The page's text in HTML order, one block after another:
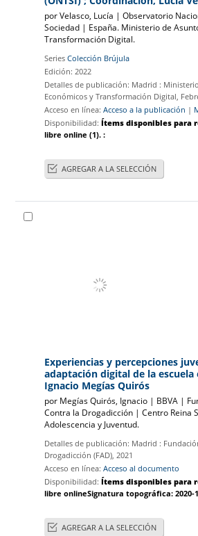
porVelasco, Lucía |Observatorio
Sociedad | España. Ministerio de
Transformación Digital.
SeriesColección Brújula
Edición: 2022
Detalles de publicación: Madrid :
Económicos y Transformación Digital,
Acceso en línea:Acceso a la publicación |
Disponibilidad:Ítems disponibles para
libre online (1).:
AGREGAR A LA SELECCIÓN
Experiencias y percepciones
adaptación digital de la
Ignacio Megías Quirós
por Megías Quirós, Ignacio | BBVA |
Contra la Drogadicción |Centro Reina
Adolescencia y Juventud.
Detalles de publicación: Madrid :
Drogadicción (FAD), 2021
Acceso en línea:Acceso al documento
Disponibilidad:Ítems disponibles para
libre onlineSignatura topográfica:2020-
AGREGAR A LA SELECCIÓN